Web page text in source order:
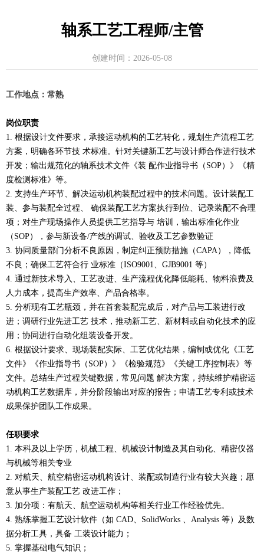
轴系工艺工程师/主管
创建时间： 2026-05-08
工作地点：常熟
岗位职责
1. 根据设计文件要求，承接运动机构的工艺转化，规划生产流程工艺
方案，明确各环节技 术标准。针对关键新工艺与设计师合作进行技术
开发；输出规范化的轴系技术文件《装 配作业指导书（SOP）》《精
度检测标准》等。
2. 支持生产环节、解决运动机构装配过程中的技术问题。设计装配工
装、参与装配全过程、 确保装配工艺方案执行到位、记录装配不合理
项；对生产现场操作人员提供工艺指导与 培训，输出标准化作业
（SOP），参与新设备/产线的调试、验收及工艺参数验证
3. 协同质量部门分析不良原因，制定纠正预防措施（CAPA），降低
不良；确保工艺符合行 业标准（ISO9001、GJB9001 等）
4. 通过新技术导入、工艺改进、生产流程优化降低能耗、物料浪费及
人力成本，提高生产效率、产品合格率。
5. 分析现有工艺瓶颈，并在首套装配完成后，对产品与工装进行改
进；调研行业先进工艺 技术，推动新工艺、新材料或自动化技术的应
用；协同进行自动化组装设备开发。
6. 根据设计要求、现场装配实际、工艺优化结果，编制或优化《工艺
文件》《作业指导书 （SOP）》《检验规范》《关键工序控制表》等
文件。总结生产过程关键数据，常见问题 解决方案，持续维护精密运
动机构工艺数据库，并分阶段输出对应的报告；申请工艺专利或技术
成果保护团队工作成果。
任职要求
1. 本科及以上学历，机械工程、机械设计制造及其自动化、精密仪器
与机械等相关专业
2. 对航天、航空精密运动机构设计、装配或制造行业有较大兴趣；愿
意从事生产装配工艺 改进工作；
3. 加分项：有航天、航空运动机构等相关行业工作经验优先。
4. 熟练掌握工艺设计软件（如 CAD、SolidWorks 、Analysis 等）及数
据分析工具，具备 工装设计能力；
5. 掌握基础电气知识；